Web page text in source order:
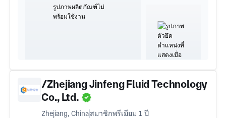
/Zhejiang Jinfeng Fluid Technology
Co., Ltd.
Zhejiang, Chinaสมาชิกพรีเมียม 1 ปี